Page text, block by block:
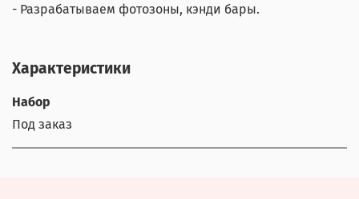
- Разрабатываем фотозоны, кэнди бары.
Характеристики
Набор
Под заказ